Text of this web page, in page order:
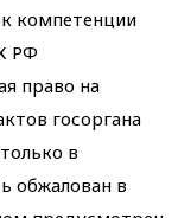
компетенции
РФ
право на
госоргана
в
обжалован в